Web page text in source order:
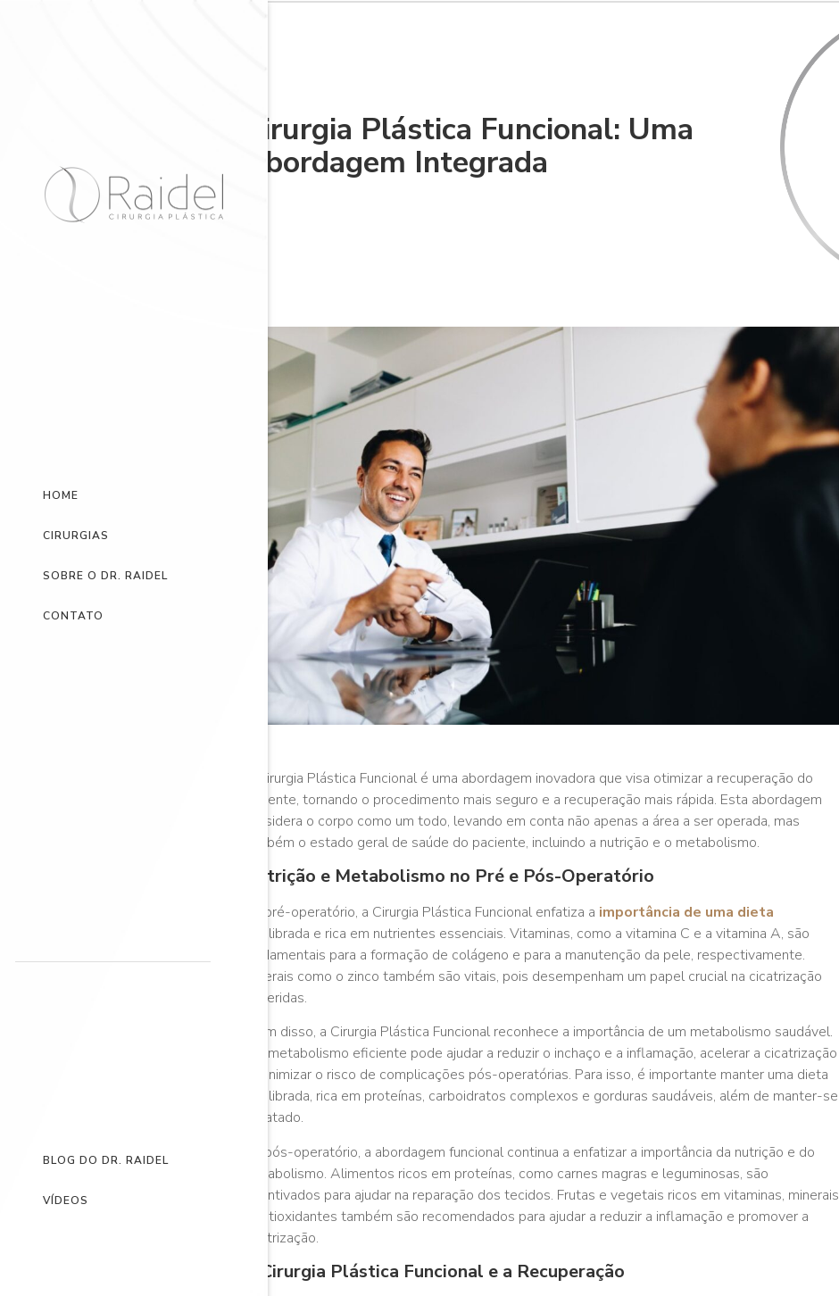
HOME
CIRURGIAS
SOBRE O DR. RAIDEL
CONTATO
BLOG DO DR. RAIDEL
VÍDEOS
Cirurgia Plástica Funcional: Uma
Abordagem Integrada
A Cirurgia Plástica Funcional é uma abordagem inovadora que visa otimizar a recuperação do
paciente, tornando o procedimento mais seguro e a recuperação mais rápida. Esta abordagem
considera o corpo como um todo, levando em conta não apenas a área a ser operada, mas
também o estado geral de saúde do paciente, incluindo a nutrição e o metabolismo.
Nutrição e Metabolismo no Pré e Pós-Operatório
No pré-operatório, a Cirurgia Plástica Funcional enfatiza a importância de uma dieta
equilibrada e rica em nutrientes essenciais. Vitaminas, como a vitamina C e a vitamina A, são
fundamentais para a formação de colágeno e para a manutenção da pele, respectivamente.
Minerais como o zinco também são vitais, pois desempenham um papel crucial na cicatrização
de feridas.
Além disso, a Cirurgia Plástica Funcional reconhece a importância de um metabolismo saudável.
Um metabolismo eficiente pode ajudar a reduzir o inchaço e a inflamação, acelerar a cicatrização
e minimizar o risco de complicações pós-operatórias. Para isso, é importante manter uma dieta
equilibrada, rica em proteínas, carboidratos complexos e gorduras saudáveis, além de manter-se
hidratado.
No pós-operatório, a abordagem funcional continua a enfatizar a importância da nutrição e do
metabolismo. Alimentos ricos em proteínas, como carnes magras e leguminosas, são
incentivados para ajudar na reparação dos tecidos. Frutas e vegetais ricos em vitaminas, minerais
e antioxidantes também são recomendados para ajudar a reduzir a inflamação e promover a
cicatrização.
A Cirurgia Plástica Funcional e a Recuperação